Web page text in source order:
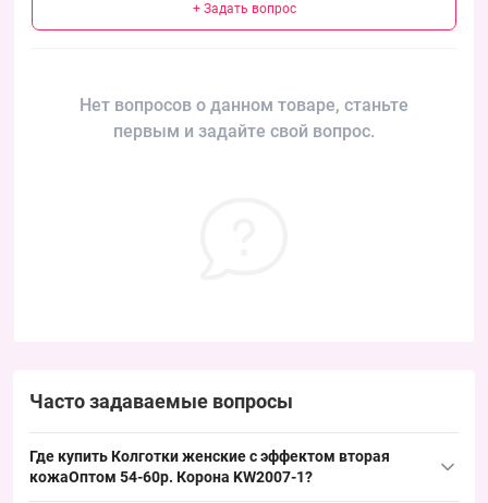
+ Задать вопрос
Нет вопросов о данном товаре, станьте
первым и задайте свой вопрос.
Часто задаваемые вопросы
Где купить Колготки женские с эффектом вторая
кожаОптом 54-60р. Корона KW2007-1?